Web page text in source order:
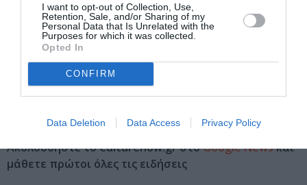
I want to opt-out of Collection, Use,
Retention, Sale, and/or Sharing of my
Personal Data that Is Unrelated with the
Purposes for which it was collected.
Opted In
CONFIRM
Data Deletion Data Access Privacy Policy
Ημερομηνία: Τετάρτη 10 Φεβρουαρίου 2016, στις 20.00
Τιμή εισιτηρίου : 5 ευρώ (γενική είσοδος)
Πληροφορίες: τηλ.: +30 210 7211073
www.cinedoc.gr
Ακολουθήστε το Culturenow.gr στοGoogle Newsκαι
μάθετε πρώτοι όλες τις ειδήσεις